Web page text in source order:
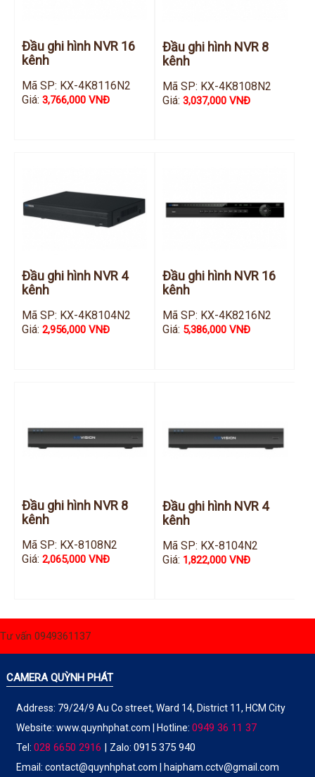
Đầu ghi hình NVR 16
kênh
Mã SP: KX-4K8116N2
Giá:3,766,000 VNĐ
Đầu ghi hình NVR 8
kênh
Mã SP: KX-4K8108N2
Giá: 3,037,000 VNĐ
Đầu ghi hình NVR 4
kênh
Mã SP: KX-4K8104N2
Giá:2,956,000 VNĐ
Đầu ghi hình NVR 16
kênh
Mã SP: KX-4K8216N2
Giá: 5,386,000 VNĐ
Đầu ghi hình NVR 8
kênh
Mã SP: KX-8108N2
Giá:2,065,000 VNĐ
Đầu ghi hình NVR 4
kênh
Mã SP: KX-8104N2
Giá: 1,822,000 VNĐ
Tư vấn 0949361137
CAMERA QUỲNH PHÁT
Address: 79/24/9 Au Co street, Ward 14, District 11, HCM City
Website: www.quynhphat.com | Hotline: 0949 36 11 37
Tel: 028 6650 2916 | Zalo: 0915 375 940
Email: contact@quynhphat.com | haipham.cctv@gmail.com